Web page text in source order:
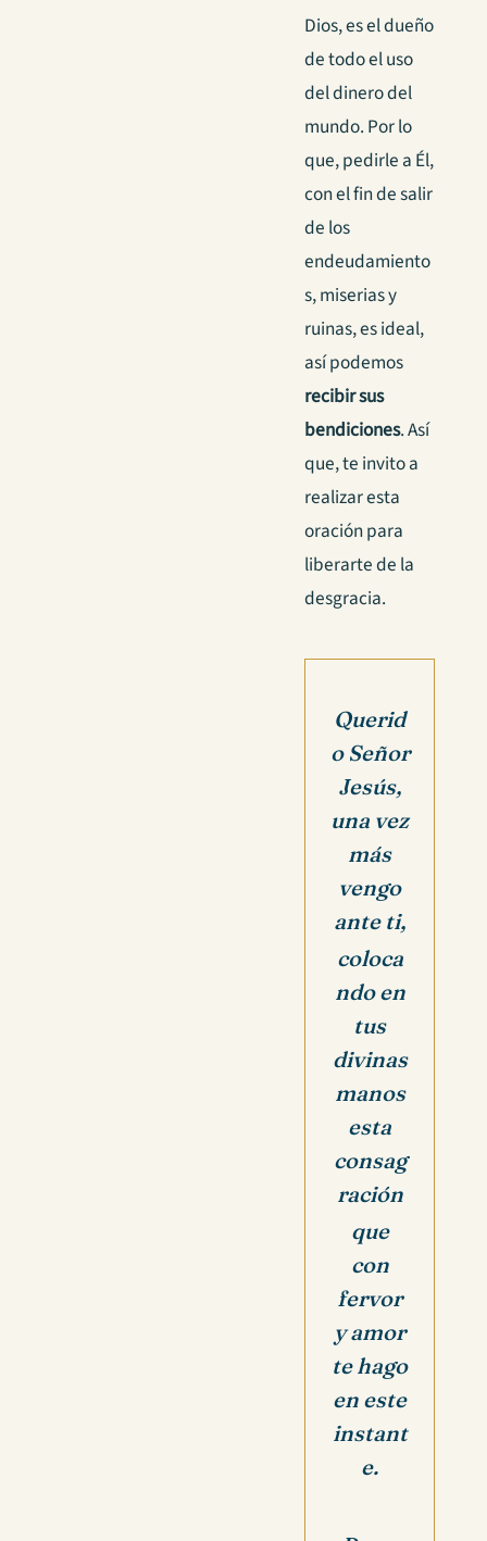
Dios, es el dueño
de todo el uso
del dinero del
mundo. Por lo
que, pedirle a Él,
con el fin de salir
de los
endeudamiento
s, miserias y
ruinas, es ideal,
así podemos
recibir sus
bendiciones. Así
que, te invito a
realizar esta
oración para
liberarte de la
desgracia.
Querid
o Señor
Jesús,
una vez
más
vengo
ante ti,
coloca
ndo en
tus
divinas
manos
esta
consag
ración
que
con
fervor
y amor
te hago
en este
instant
e.